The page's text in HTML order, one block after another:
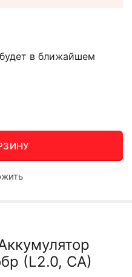
в ближайшем
(L2.0, CA)